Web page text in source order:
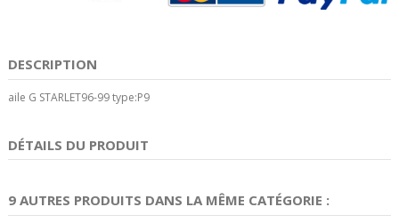
DESCRIPTION
aile G STARLET96-99 type:P9
DÉTAILS DU PRODUIT
9 AUTRES PRODUITS DANS LA MÊME CATÉGORIE :